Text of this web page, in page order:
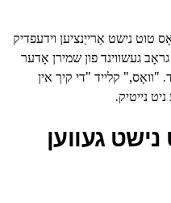
טוט נישט אַרייַנציען וידעפדיק
געשווינד פון שמירן אָדער
"וואָס," קלייד "די קיך אין
נייטיק.
געווען